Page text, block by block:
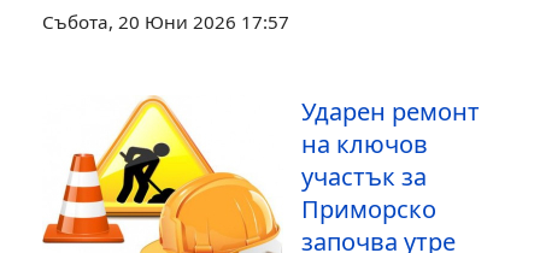
Събота, 20 Юни 2026 17:57
Ударен ремонт
на ключов
участък за
Приморско
започва утре